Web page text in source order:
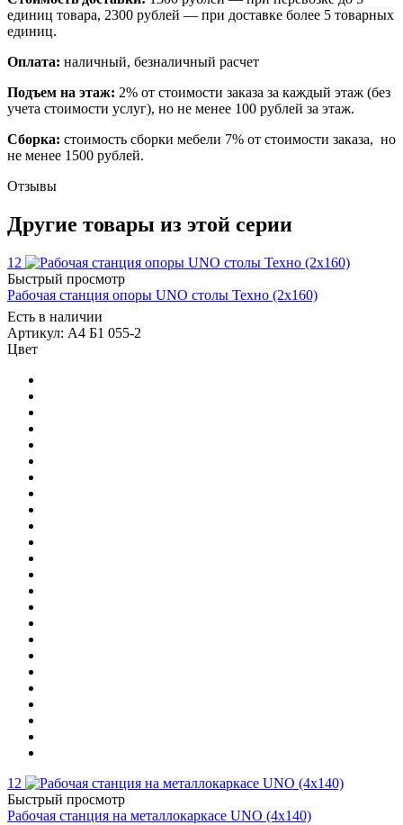
единиц товара, 2300 рублей — при доставке более 5 товарных
единиц.
Оплата: наличный, безналичный расчет
Подъем на этаж: 2% от стоимости заказа за каждый этаж (без
учета стоимости услуг), но не менее 100 рублей за этаж.
Сборка: стоимость сборки мебели 7% от стоимости заказа, но
не менее 1500 рублей.
Отзывы
Другие товары из этой серии
12
Быстрый просмотр
Рабочая станция опоры UNO столы Техно (2х160)
Есть в наличии
Артикул: А4 Б1 055-2
Цвет
12
Быстрый просмотр
Рабочая станция на металлокаркасе UNO (4х140)